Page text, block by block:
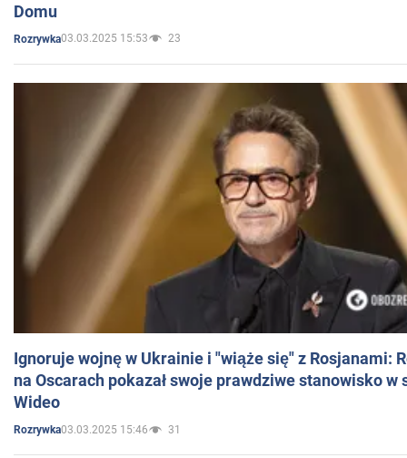
Domu
Rozrywka03.03.2025 15:53 23
Ignoruje wojnę w Ukrainie i "wiąże się" z Rosjanami:
na Oscarach pokazał swoje prawdziwe stanowisko w
Wideo
Rozrywka03.03.2025 15:46 31